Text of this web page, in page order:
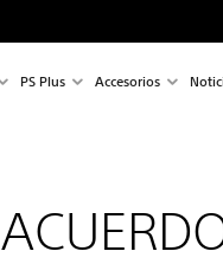
PS Plus Accesorios